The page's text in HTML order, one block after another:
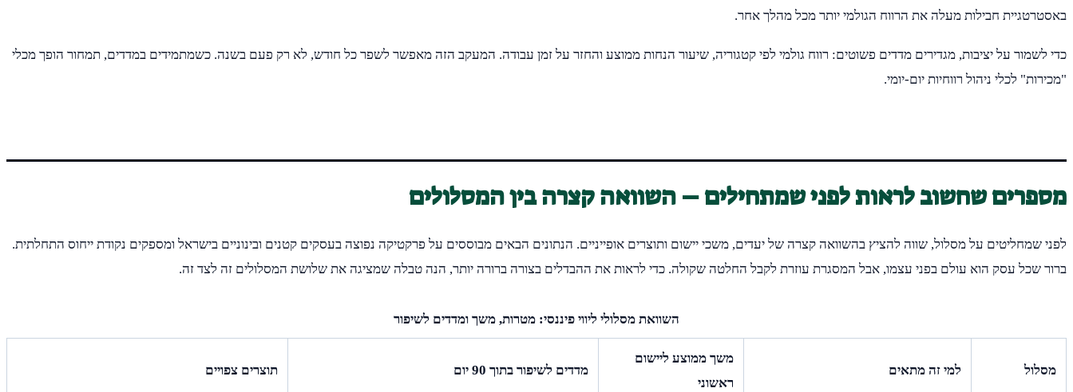
באסטרטגיית חבילות מעלה את הרווח הגולמי יותר מכל מהלך אחר.
כדי לשמור על יציבות, מגדירים מדדים פשוטים: רווח גולמי לפי קטגוריה, שיעור הנחות ממוצע והחזר על זמן עבודה. המעקב הזה מאפשר לשפר כל חודש, לא רק פעם בשנה. כשמתמידים במדדים, תמחור הופך מכלי
"מכירות" לכלי ניהול רווחיות יום-יומי.
מספרים שחשוב לראות לפני שמתחילים – השוואה קצרה בין המסלולים
לפני שמחליטים על מסלול, שווה להציץ בהשוואה קצרה של יעדים, משכי יישום ותוצרים אופייניים. הנתונים הבאים מבוססים על פרקטיקה נפוצה בעסקים קטנים ובינוניים בישראל ומספקים נקודת ייחוס התחלתית.
ברור שכל עסק הוא עולם בפני עצמו, אבל המסגרת עוזרת לקבל החלטה שקולה. כדי לראות את ההבדלים בצורה ברורה יותר, הנה טבלה שמציגה את שלושת המסלולים זה לצד זה.
השוואת מסלולי ליווי פיננסי: מטרות, משך ומדדים לשיפור
מסלול למי זה מתאים
משך ממוצע ליישום
ראשוני
מדדים לשיפור בתוך 90 יום תוצרים צפויים